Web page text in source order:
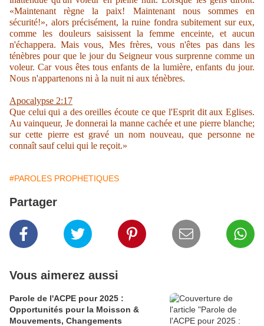
«Maintenant règne la paix! Maintenant nous sommes en
sécurité!», alors précisément, la ruine fondra subitement sur eux,
comme les douleurs saisissent la femme enceinte, et aucun
n'échappera. Mais vous, Mes frères, vous n'êtes pas dans les
ténèbres pour que le jour du Seigneur vous surprenne comme un
voleur. Car vous êtes tous enfants de la lumière, enfants du jour.
Nous n'appartenons ni à la nuit ni aux ténèbres.
Apocalypse 2:17
Que celui qui a des oreilles écoute ce que l'Esprit dit aux Eglises.
Au vainqueur, Je donnerai la manne cachée et une pierre blanche;
sur cette pierre est gravé un nom nouveau, que personne ne
connaît sauf celui qui le reçoit.»
#PAROLES PROPHETIQUES
Partager
Vous aimerez aussi
Parole de l'ACPE pour 2025 :
Opportunités pour la Moisson &
Mouvements, Changements